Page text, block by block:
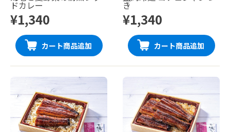
ドカレー
¥1,340
カート商品追加
き
¥1,340
カート商品追加